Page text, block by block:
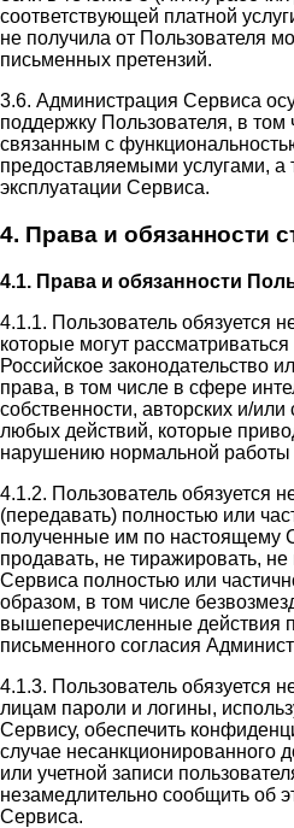
соответствующей платной
не получила от Пользователя
письменных претензий.
3.6. Администрация Сервиса
поддержку Пользователя, в том
связанным с
предоставляемыми услугами, а
эксплуатации Сервиса.
4. Права и обязанности
4.1. Права и обязанности
4.1.1. Пользователь обязуется
которые могут
Российское законодательство
права, в том числе в сфере
собственности, авторских и/
любых действий, которые
нарушению нормальной работы
4.1.2. Пользователь обязуется
(передавать) полностью или
полученные им по настоящему
продавать, не тиражировать,
Сервиса полностью или
образом, в том числе
вышеперечисленные действия
письменного согласия
4.1.3. Пользователь обязуется
лицам пароли и логины,
Сервису, обеспечить
случае несанкционированного
или учетной записи
незамедлительно сообщить об
Сервиса.